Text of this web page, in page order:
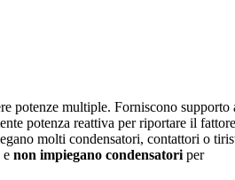
potenze multiple. Forniscono supporto
potenza reattiva per riportare il
molti condensatori, contattori o
e non impiegano condensatoriper